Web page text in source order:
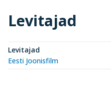
Levitajad
Levitajad
Eesti Joonisfilm